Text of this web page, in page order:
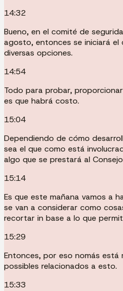
14:32
Bueno, en el comité de
agosto, entonces se iniciará el
diversas opciones.
14:54
Todo para probar,
es que habrá costo.
15:04
Dependiendo de cómo
sea el que como está
algo que se prestará al
15:14
Es que este mañana vamos a
se van a considerar como
recortar in base a lo que
15:29
Entonces, por eso nomás
possibles relacionados a esto.
15:33